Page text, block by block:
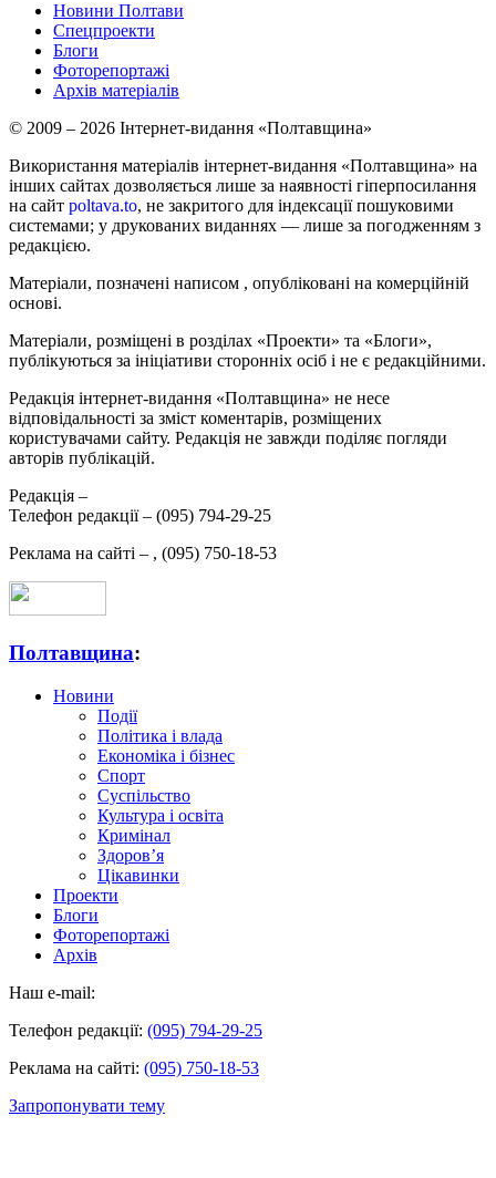
Новини Полтави
Спецпроекти
Блоги
Фоторепортажі
Архів матеріалів
© 2009 – 2026 Інтернет-видання «Полтавщина»
Використання матеріалів інтернет-видання «Полтавщина» на
інших сайтах дозволяється лише за наявності гіперпосилання
на сайт poltava.to, не закритого для індексації пошуковими
системами; у друкованих виданнях — лише за погодженням з
редакцією.
Матеріали, позначені написом , опубліковані на комерційній
основі.
Матеріали, розміщені в розділах «Проекти» та «Блоги»,
публікуються за ініціативи сторонніх осіб і не є редакційними.
Редакція інтернет-видання «Полтавщина» не несе
відповідальності за зміст коментарів, розміщених
користувачами сайту. Редакція не завжди поділяє погляди
авторів публікацій.
Редакція –
Телефон редакції – (095) 794-29-25
Реклама на сайті – , (095) 750-18-53
Полтавщина:
Новини
Події
Політика і влада
Економіка і бізнес
Спорт
Суспільство
Культура і освіта
Кримінал
Здоров’я
Цікавинки
Проекти
Блоги
Фоторепортажі
Архів
Наш e-mail:
Телефон редакції: (095) 794-29-25
Реклама на сайті: (095) 750-18-53
Запропонувати тему